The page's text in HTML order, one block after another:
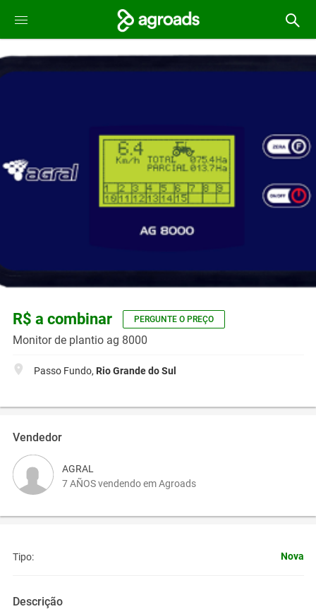
R$ a combinar PERGUNTE O PREÇO
Monitor de plantio ag 8000
Passo Fundo, Rio Grande do Sul
Vendedor
AGRAL
7 AÑOS vendendo em Agroads
Tipo: Nova
Descrição